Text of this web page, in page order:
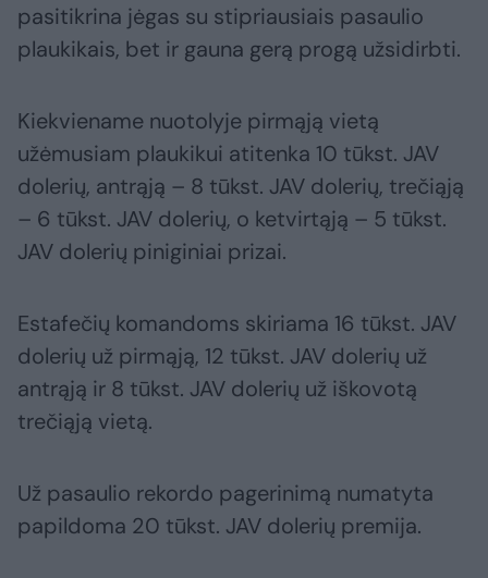
pasitikrina jėgas su stipriausiais pasaulio
plaukikais, bet ir gauna gerą progą užsidirbti.
Kiekviename nuotolyje pirmąją vietą
užėmusiam plaukikui atitenka 10 tūkst. JAV
dolerių, antrąją – 8 tūkst. JAV dolerių, trečiąją
– 6 tūkst. JAV dolerių, o ketvirtąją – 5 tūkst.
JAV dolerių piniginiai prizai.
Estafečių komandoms skiriama 16 tūkst. JAV
dolerių už pirmąją, 12 tūkst. JAV dolerių už
antrąją ir 8 tūkst. JAV dolerių už iškovotą
trečiąją vietą.
Už pasaulio rekordo pagerinimą numatyta
papildoma 20 tūkst. JAV dolerių premija.